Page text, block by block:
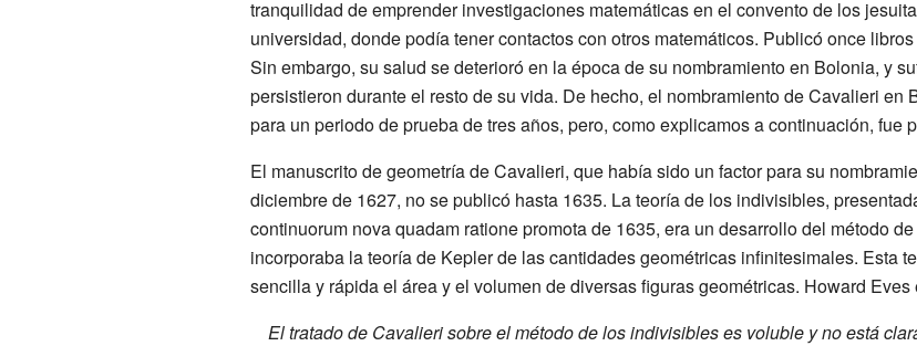
tranquilidad de emprender investigaciones matemáticas en el convento de los
universidad, donde podía tener contactos con otros matemáticos. Publicó once
Sin embargo, su salud se deterioró en la época de su nombramiento en Bolonia, y
persistieron durante el resto de su vida. De hecho, el nombramiento de Cavalieri en
para un periodo de prueba de tres años, pero, como explicamos a continuación, fue
El manuscrito de geometría de Cavalieri, que había sido un factor para su
diciembre de 1627, no se publicó hasta 1635. La teoría de los indivisibles,
continuorum nova quadam ratione promota de 1635, era un desarrollo del método
incorporaba la teoría de Kepler de las cantidades geométricas infinitesimales. Esta
sencilla y rápida el área y el volumen de diversas figuras geométricas. Howard Eves
El tratado de Cavalieri sobre el método de los indivisibles es voluble y no está